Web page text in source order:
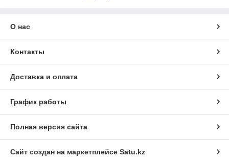
О нас
Контакты
Доставка и оплата
График работы
Полная версия сайта
Сайт создан на маркетплейсе Satu.kz